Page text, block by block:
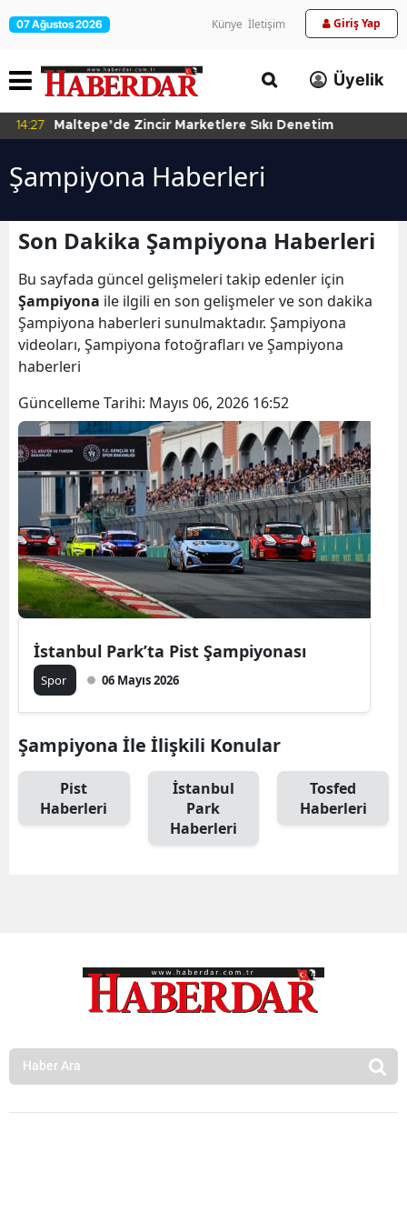
07 Ağustos 2026 Künye İletişim Giriş Yap
Üyelik
14:27 Maltepe’de Zincir Marketlere Sıkı Denetim
Şampiyona Haberleri
Son Dakika Şampiyona Haberleri
Bu sayfada güncel gelişmeleri takip edenler için
Şampiyona ile ilgili en son gelişmeler ve son dakika
Şampiyona haberleri sunulmaktadır. Şampiyona
videoları, Şampiyona fotoğrafları ve Şampiyona
haberleri
Güncelleme Tarihi: Mayıs 06, 2026 16:52
İstanbul Park’ta Pist Şampiyonası
Spor 06 Mayıs 2026
Şampiyona İle İlişkili Konular
Pist
Haberleri
İstanbul
Park
Haberleri
Tosfed
Haberleri